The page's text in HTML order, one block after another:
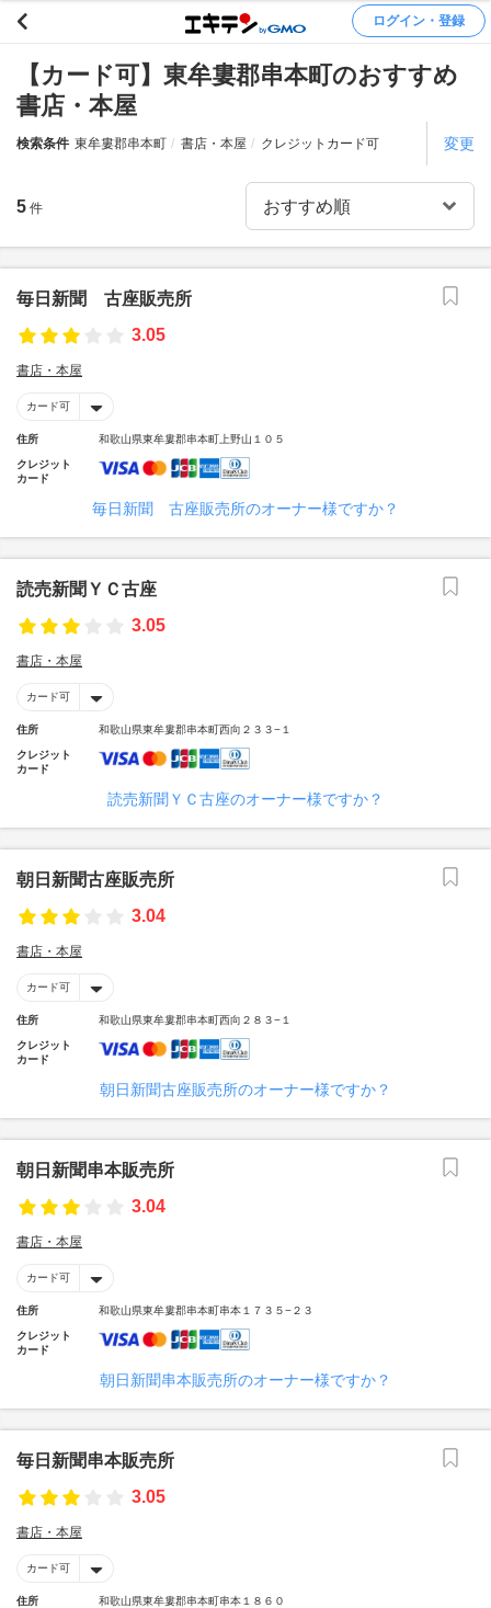
ログイン・登録
【カード可】東牟婁郡串本町のおすすめ
書店・本屋
検索条件 東牟婁郡串本町 書店・本屋 クレジットカード可 変更
5 件
毎日新聞 古座販売所
3.05
書店・本屋
カード可
住所 和歌山県東牟婁郡串本町上野山１０５
クレジット
カード
毎日新聞 古座販売所のオーナー様ですか？
読売新聞ＹＣ古座
3.05
書店・本屋
カード可
住所 和歌山県東牟婁郡串本町西向２３３−１
クレジット
カード
読売新聞ＹＣ古座のオーナー様ですか？
朝日新聞古座販売所
3.04
書店・本屋
カード可
住所 和歌山県東牟婁郡串本町西向２８３−１
クレジット
カード
朝日新聞古座販売所のオーナー様ですか？
朝日新聞串本販売所
3.04
書店・本屋
カード可
住所 和歌山県東牟婁郡串本町串本１７３５−２３
クレジット
カード
朝日新聞串本販売所のオーナー様ですか？
毎日新聞串本販売所
3.05
書店・本屋
カード可
住所 和歌山県東牟婁郡串本町串本１８６０